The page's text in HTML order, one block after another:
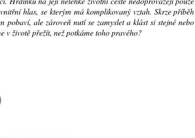
hlas, se kterým má komplikovaný vztah. Skrze příběh
pobaví, ale zároveň nutí se zamyslet a klást si stejné nebo
v životě přežít, než potkáme toho pravého?